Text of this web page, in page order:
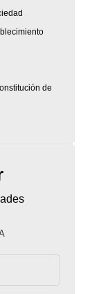
de